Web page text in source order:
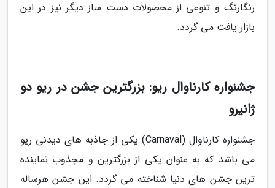
رنگارنگ و تنوعی از محصولات دست ساز دیگر نیز در این
بازار یافت می گردد.
:
جشنواره کارناوال ریو: بزرگترین جشن در ریو دو
ژانیرو
جشنواره کارناوال (Carnaval) یکی از جاذبه های دیدنی ریو
می باشد که به عنوان یکی از بزرگترین و مجذوب نماینده
ترین جشن های دنیا شناخته می گردد. این جشن هرساله